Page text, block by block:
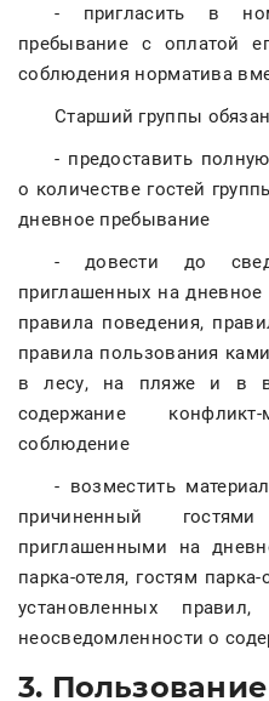
- пригласить в
пребывание с оплатой
соблюдения норматива
Старший группы
- предоставить
о количестве гостей
дневное пребывание
- довести до
приглашенных на
правила поведения,
правила пользования
в лесу, на пляже и в
содержание
соблюдение
- возместить
причиненный
приглашенными на
парка-отеля, гостям
установленных
неосведомленности о
3.